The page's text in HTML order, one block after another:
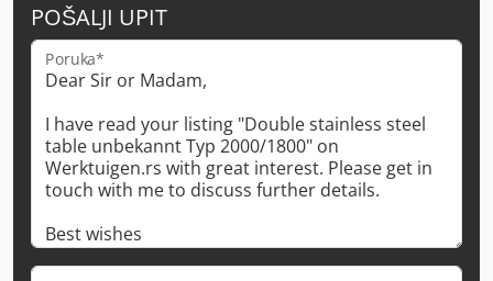
POŠALJI UPIT
Poruka*